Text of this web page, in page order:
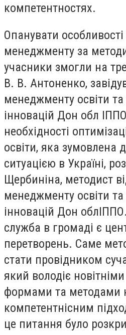
компетентностях.
Опанувати особливості
менеджменту за
учасники змогли на
В. В. Антоненко,
менеджменту освіти та
інновацій Дон обл
необхідності
освіти, яка зумовлена
ситуацією в Україні,
Щербиніна, методист
менеджменту освіти та
інновацій Дон
служба в громаді є
перетворень. Саме
стати провідником
який володіє
формами та методами
компетентнісним
це питання було